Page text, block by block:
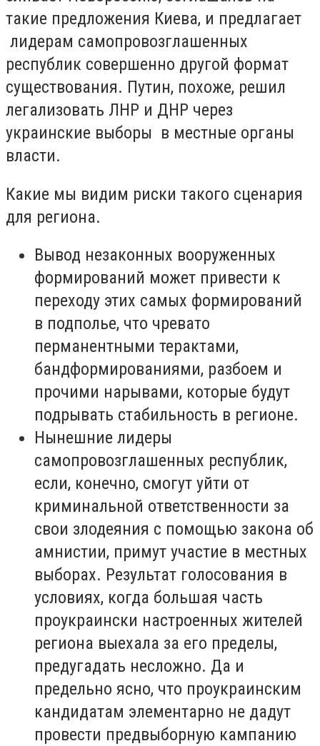
такие предложения Киева, и предлагает
лидерам самопровозглашенных
республик совершенно другой формат
существования. Путин, похоже, решил
легализовать ЛНР и ДНР через
украинские выборы в местные органы
власти.
Какие мы видим риски такого сценария
для региона.
Вывод незаконных вооруженных
формирований может привести к
переходу этих самых формирований
в подполье, что чревато
перманентными терактами,
бандформированиями, разбоем и
прочими нарывами, которые будут
подрывать стабильность в регионе.
Нынешние лидеры
самопровозглашенных республик,
если, конечно, смогут уйти от
криминальной ответственности за
свои злодеяния с помощью закона об
амнистии, примут участие в местных
выборах. Результат голосования в
условиях, когда большая часть
проукраински настроенных жителей
региона выехала за его пределы,
предугадать несложно. Да и
предельно ясно, что проукраинским
кандидатам элементарно не дадут
провести предвыборную кампанию